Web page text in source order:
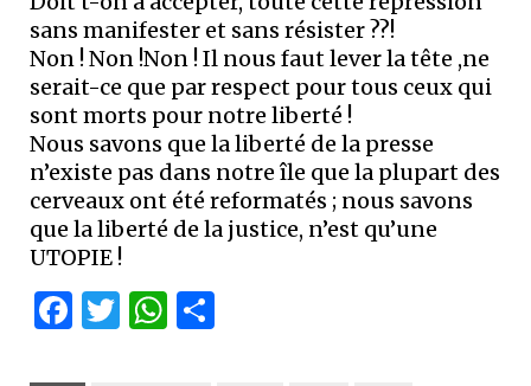
sans manifester et sans résister ??!
Non ! Non !Non ! Il nous faut lever la tête ,ne
serait-ce que par respect pour tous ceux qui
sont morts pour notre liberté !
Nous savons que la liberté de la presse
n’existe pas dans notre île que la plupart des
cerveaux ont été reformatés ; nous savons
que la liberté de la justice, n’est qu’une
UTOPIE !
Facebook
Twitter
WhatsApp